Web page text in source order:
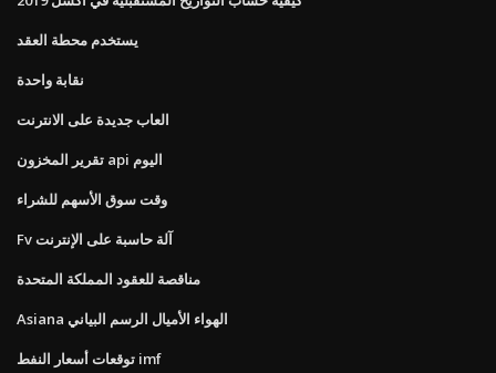
يستخدم محطة العقد
نقابة واحدة
العاب جديدة على الانترنت
تقرير المخزون api اليوم
وقت سوق الأسهم للشراء
Fv آلة حاسبة على الإنترنت
مناقصة للعقود المملكة المتحدة
Asiana الهواء الأميال الرسم البياني
توقعات أسعار النفط imf